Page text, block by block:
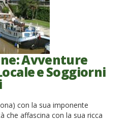
Avventure
e Soggiorni
con la sua imponente
che affascina con la sua ricca